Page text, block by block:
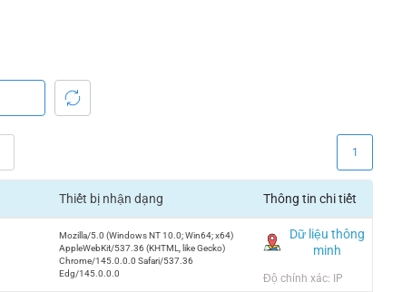
1
Thiết bị nhận dạng Thông tin chi tiết
Mozilla/5.0 (Windows NT 10.0; Win64; x64)
AppleWebKit/537.36 (KHTML, like Gecko)
Chrome/145.0.0.0 Safari/537.36
Edg/145.0.0.0
Dữ liệu thông
minh
Độ chính xác: IP